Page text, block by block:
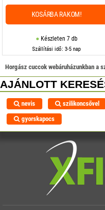
Készleten 7 db
Szállítási idő: 3-5 nap
KOSÁRBA RAKOM!
Horgász cuccok webáruházunkban a
AJÁNLOTT
nevis szilikoncsővel
gyorskapocs